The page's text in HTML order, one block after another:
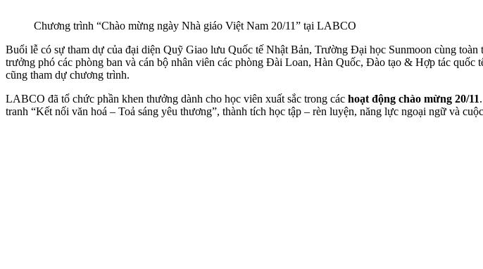
Chương trình “Chào mừng ngày Nhà giáo Việt Nam 20/11” tại LABCO
Buổi lễ có sự tham dự của đại diện Quỹ Giao lưu Quốc tế Nhật Bản, Trường Đại học Sunmoon cùng
trưởng phó các phòng ban và cán bộ nhân viên các phòng Đài Loan, Hàn Quốc, Đào tạo & Hợp tác
cũng tham dự chương trình.
LABCO đã tổ chức phần khen thưởng dành cho học viên xuất sắc trong các hoạt động chào mừng 20/11
tranh “Kết nối văn hoá – Toả sáng yêu thương”, thành tích học tập – rèn luyện, năng lực ngoại ngữ và